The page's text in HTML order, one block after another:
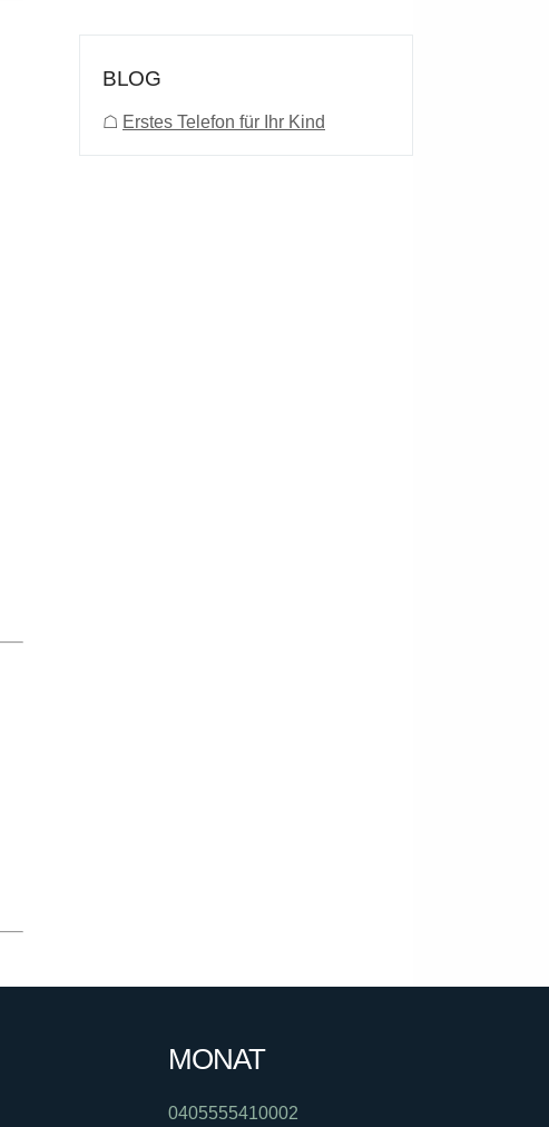
BLOG
☖ Erstes Telefon für Ihr Kind
MONAT
0405555410002